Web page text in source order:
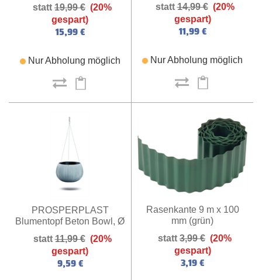
19,99 € (20%
gespart)
15,99 €
Nur Abholung möglich
14,99 € (20%
gespart)
11,99 €
Nur Abholung möglich
PROSPERPLAST
Blumentopf Beton Bowl, Ø
11,99 € (20%
gespart)
9,59 €
Rasenkante 9 m x 100
mm (grün)
3,99 € (20%
gespart)
3,19 €